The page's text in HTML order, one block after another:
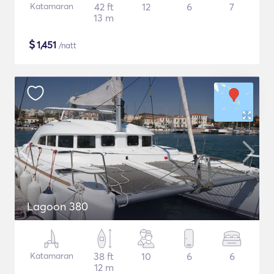
Katamaran
42 ft
13 m
12 6 7
$1,451 /natt
Lagoon 380
Katamaran
38 ft
12 m
10 6 6